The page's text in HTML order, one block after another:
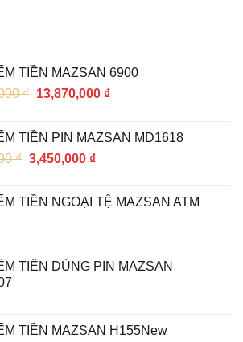
TIỀN MAZSAN 6900
₫ 13,870,000 ₫
TIỀN PIN MAZSAN MD1618
₫ 3,450,000 ₫
TIỀN NGOẠI TỆ MAZSAN ATM
TIỀN DÙNG PIN MAZSAN
TIỀN MAZSAN H155New